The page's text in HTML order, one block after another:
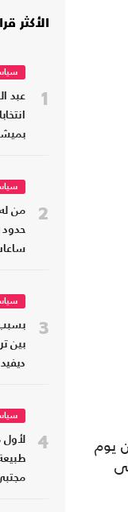
يوم
الأكثر
1
عبد
2
من
3
بسبب
بين
ديفيد
4